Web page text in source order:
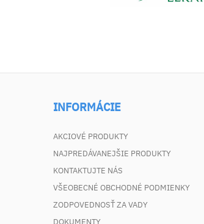
INFORMÁCIE
AKCIOVÉ PRODUKTY
NAJPREDÁVANEJŠIE PRODUKTY
KONTAKTUJTE NÁS
VŠEOBECNÉ OBCHODNÉ PODMIENKY
ZODPOVEDNOSŤ ZA VADY